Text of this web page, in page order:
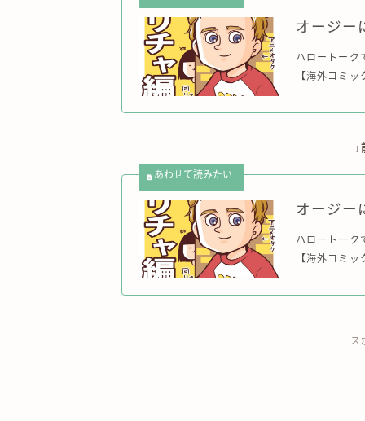
オージー
ハロートーク
【海外コミ
↓
オージー
ハロートーク
【海外コミ
ス